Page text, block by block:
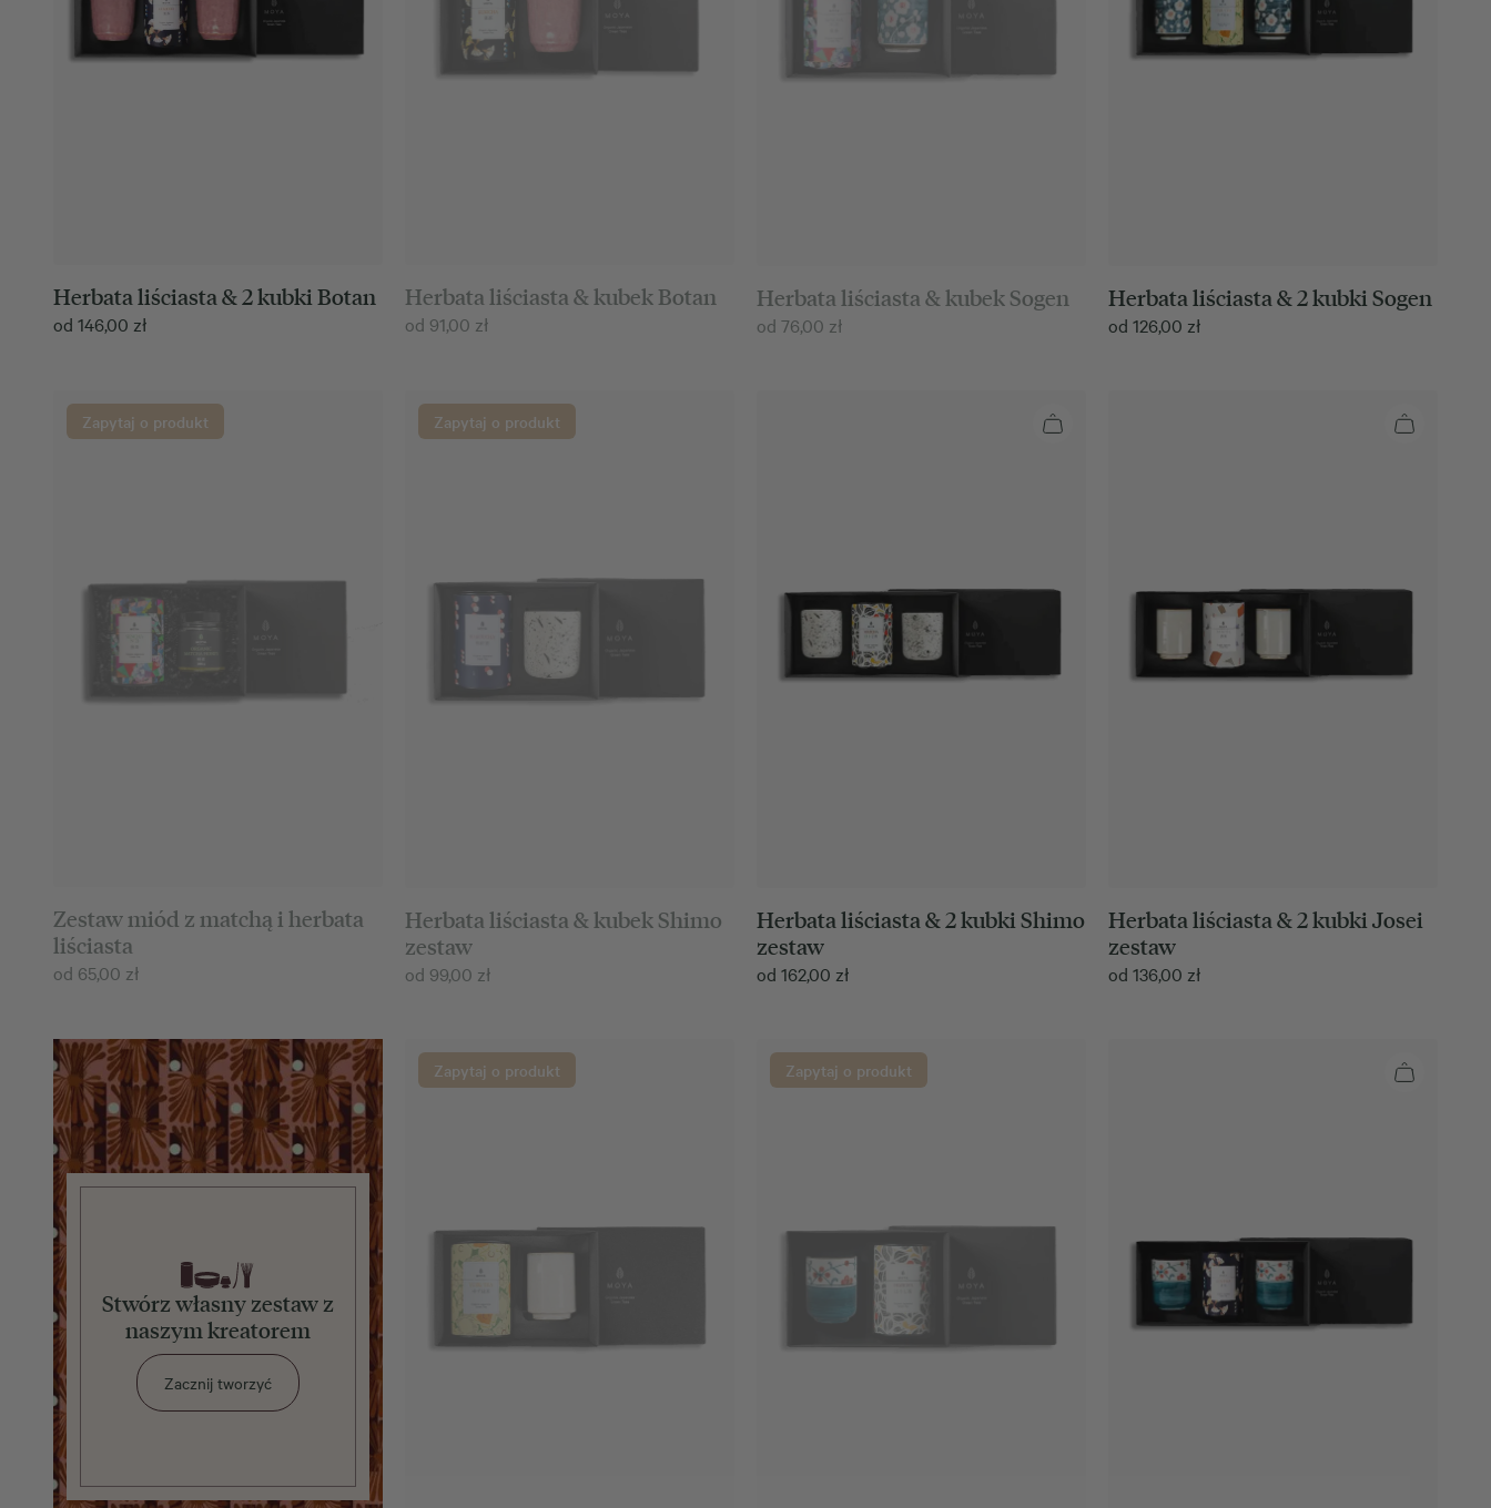
Stwórz własny zestaw z
naszym kreatorem
Zacznij tworzyć
Herbata liściasta & 2 kubki Botan
od 146,00 zł
Herbata liściasta & kubek Botan
od 91,00 zł
Herbata liściasta & kubek Sogen
od 76,00 zł
Herbata liściasta & 2 kubki Sogen
od 126,00 zł
Zapytaj o produkt
Zestaw miód z matchą i herbata
liściasta
od 65,00 zł
Zapytaj o produkt
Herbata liściasta & kubek Shimo
zestaw
od 99,00 zł
Herbata liściasta & 2 kubki Shimo
zestaw
od 162,00 zł
Herbata liściasta & 2 kubki Josei
zestaw
od 136,00 zł
Zapytaj o produkt Zapytaj o produkt